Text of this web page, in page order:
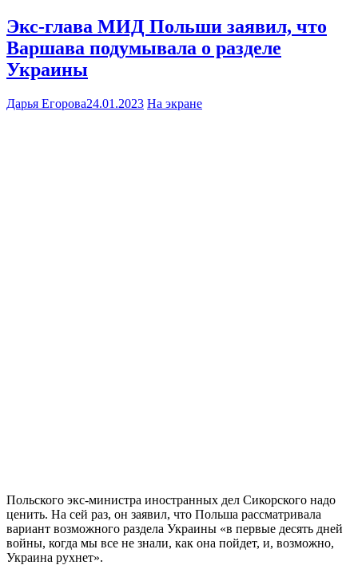
Экс-глава МИД Польши заявил, что
Варшава подумывала о разделе
Украины
Дарья Егорова24.01.2023 На экране
Польского экс-министра иностранных дел Сикорского надо
ценить. На сей раз, он заявил, что Польша рассматривала
вариант возможного раздела Украины «в первые десять дней
войны, когда мы все не знали, как она пойдет, и, возможно,
Украина рухнет».